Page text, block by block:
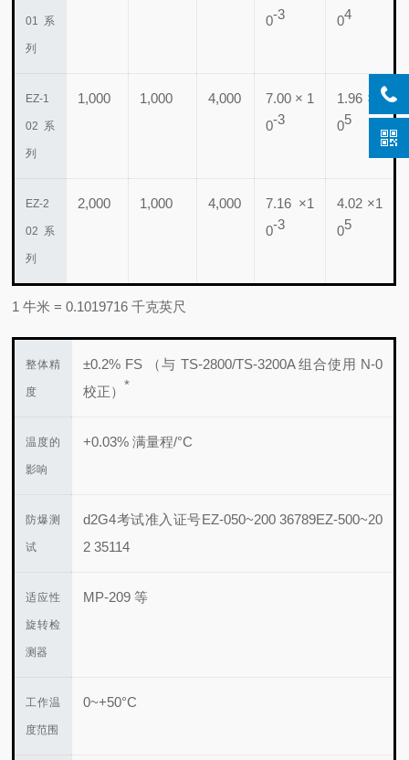
01 系
列
0-3
04
EZ-1
02 系
列
1,000 1,000 4,000
7.00 × 1
0-3
1.96 ×1
05
EZ-2
02 系
列
2,000 1,000 4,000
7.16 ×1
0-3
4.02 ×1
05
1 牛米 = 0.1019716 千克英尺
整体精
度
±0.2% FS （与 TS-2800/TS-3200A 组合使用 N-0
校正） *
温度的
影响
+0.03% 满量程/°C
防爆测
试
d2G4考试准入证号EZ-050~200 36789EZ-500~20
2 35114
适应性
旋转检
测器
MP-209 等
工作温
度范围
0~+50°C